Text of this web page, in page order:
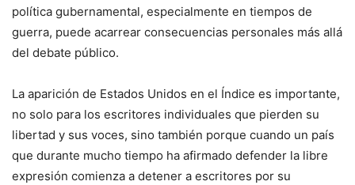
política gubernamental, especialmente en tiempos de
guerra, puede acarrear consecuencias personales más allá
del debate público.
La aparición de Estados Unidos en el Índice es importante,
no solo para los escritores individuales que pierden su
libertad y sus voces, sino también porque cuando un país
que durante mucho tiempo ha afirmado defender la libre
expresión comienza a detener a escritores por su